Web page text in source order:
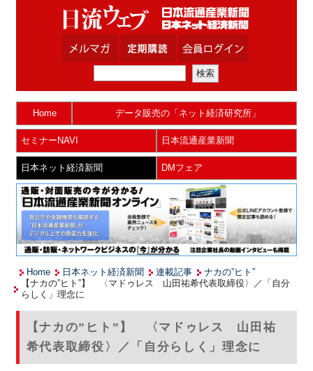
Home データ販売の「ネット経済研究所」
セミナーNAVI 日本流通産業新聞
日本ネット経済新聞 DMフェア
Home 日本ネット経済新聞 連載記事
ナカの”ヒト”
【ナカの”ヒト”】 〈マドゥレス 山田祐希代表取締役〉／「自分
らしく」理念に
【ナカの”ヒト”】 〈マドゥレス 山田祐
希代表取締役〉／「自分らしく」理念に